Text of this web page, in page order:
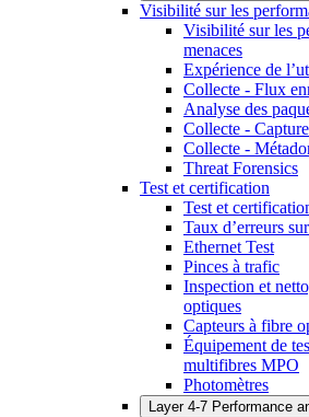
Visibilité sur les
Visibilité sur les
menaces
Expérience de
Collecte - Flux
Analyse des
Collecte -
Collecte -
Threat Forensics
Test et certification
Test et
Taux d’erreurs
Ethernet Test
Pinces à trafic
Inspection et
optiques
Capteurs à fibre
Équipement de
multifibres MPO
Photomètres
Layer 4-7 Performance